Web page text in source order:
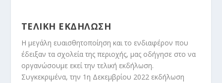
ΤΕΛΙΚΗ ΕΚΔΗΛΩΣΗ
Η μεγάλη ευαισθητοποίηση και το ενδιαφέρον που
έδειξαν τα σχολεία της περιοχής, μας οδήγησε στο να
οργανώσουμε εκεί την τελική εκδήλωση.
Συγκεκριμένα, την 1η Δεκεμβρίου 2022 εκδήλωση